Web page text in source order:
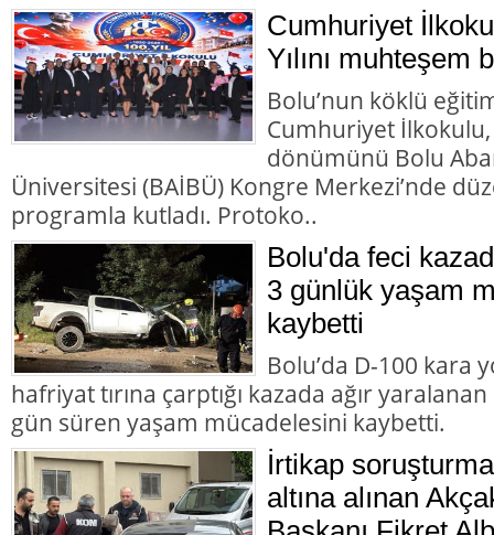
Cumhuriyet
Yılını muhteşem
Bolu’nun köklü
Cumhuriyet
dönümünü Bolu
Üniversitesi (BAİBÜ) Kongre Merkezi’nde
programla kutladı. Protoko..
Bolu'da feci
3 günlük yaşam
kaybetti
Bolu’da D-100 kara
hafriyat tırına çarptığı kazada ağır
gün süren yaşam mücadelesini kaybetti.
İrtikap
altına alınan